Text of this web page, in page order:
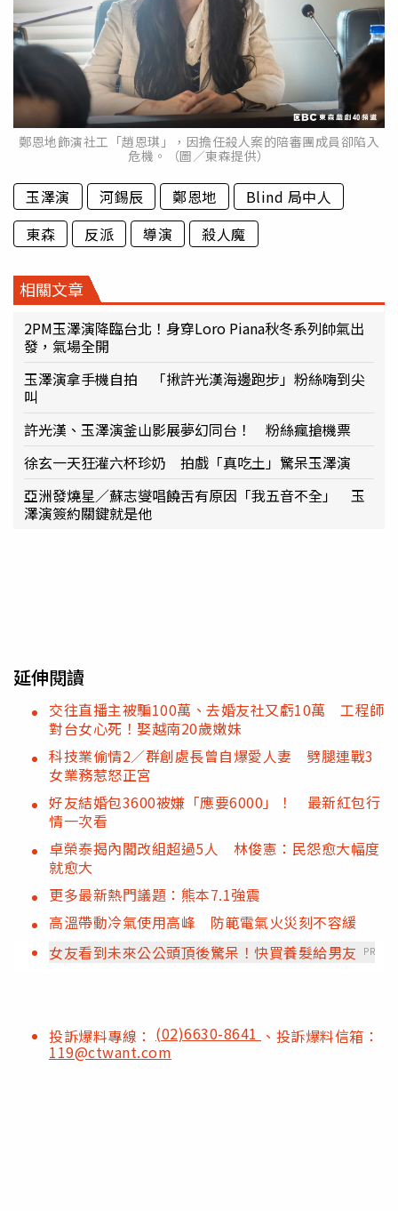
鄭恩地飾演社工「趙恩琪」，因擔任殺人案的陪審團成員卻陷入
危機。（圖／東森提供）
玉澤演 河錫辰 鄭恩地
Blind 局中人
東森
反派 導演 殺人魔
相關文章
2PM玉澤演降臨台北！身穿Loro Piana秋冬系列帥氣出
發，氣場全開
玉澤演拿手機自拍 「揪許光漢海邊跑步」粉絲嗨到尖
叫
許光漢、玉澤演釜山影展夢幻同台！ 粉絲瘋搶機票
徐玄一天狂灌六杯珍奶 拍戲「真吃土」驚呆玉澤演
亞洲發燒星／蘇志燮唱饒舌有原因「我五音不全」 玉
澤演簽約關鍵就是他
延伸閱讀
交往直播主被騙100萬、去婚友社又虧10萬 工程師
對台女心死！娶越南20歲嫩妹
科技業偷情2／群創處長曾自爆愛人妻 劈腿連戰3
女業務惹怒正宮
好友結婚包3600被嫌「應要6000」！ 最新紅包行
情一次看
卓榮泰揭內閣改組超過5人 林俊憲：民怨愈大幅度
就愈大
更多最新熱門議題：熊本7.1強震
高溫帶動冷氣使用高峰 防範電氣火災刻不容緩
女友看到未來公公頭頂後驚呆！快買養髮給男友
PR
投訴爆料專線： (02)6630-8641 、投訴爆料信箱：
119@ctwant.com